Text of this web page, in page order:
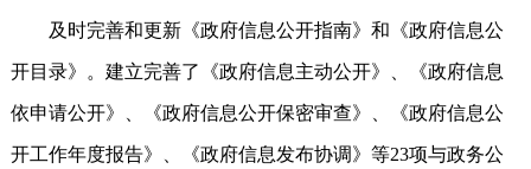
及时完善和更新《政府信息公开指南》和《政府信息公
开目录》。建立完善了《政府信息主动公开》、《政府信息
依申请公开》、《政府信息公开保密审查》、《政府信息公
开工作年度报告》、《政府信息发布协调》等23项与政务公